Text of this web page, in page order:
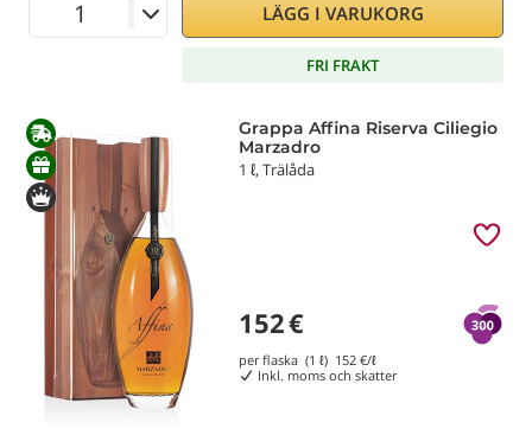
LÄGG I VARUKORG
FRI FRAKT
Grappa Affina Riserva Ciliegio
Marzadro
1 ℓ, Trälåda
152€
per flaska (1 ℓ) 152€/ℓ
Inkl. moms och skatter